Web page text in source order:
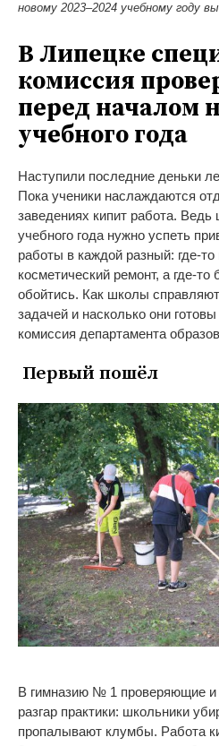
новому 2023–2024 учебному году
В Липецке
комиссия
перед началом
учебного года
Наступили последние деньки
Пока ученики наслаждаются
заведениях кипит работа.
учебного года нужно успеть
работы в каждой разный: где-
косметический ремонт, а где-то
обойтись. Как школы
задачей и насколько они
комиссия департамента
Первый пошёл
В гимназию № 1 проверяющие и
разгар практики: школьники
пропалывают клумбы. Работа